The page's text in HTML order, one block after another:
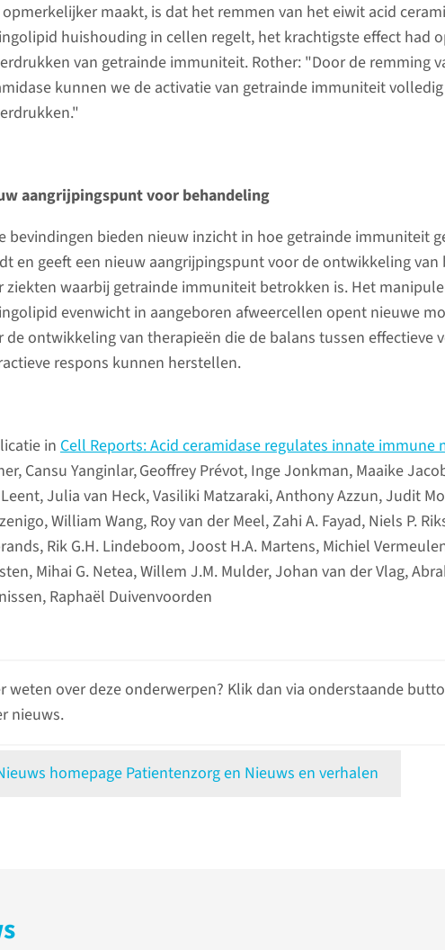
maakt, is dat het remmen van het eiwit acid
huishouding in cellen regelt, het krachtigste effect had
van getrainde immuniteit. Rother: "Door de remming
kunnen we de activatie van getrainde immuniteit volledig
aangrijpingspunt voor behandeling
bevindingen bieden nieuw inzicht in hoe getrainde immuniteit
en geeft een nieuw aangrijpingspunt voor de ontwikkeling van
ziekten waarbij getrainde immuniteit betrokken is. Het
evenwicht in aangeboren afweercellen opent nieuwe
de ontwikkeling van therapieën die de balans tussen effectieve
respons kunnen herstellen.
inCell Reports: Acid ceramidase regulates innate immune
Cansu Yanginlar,Geoffrey Prévot, Inge Jonkman, Maaike
Julia van Heck, Vasiliki Matzaraki, Anthony Azzun, Judit
William Wang, Roy van der Meel, Zahi A. Fayad, Niels P.
Rik G.H. Lindeboom, Joost H.A. Martens, Michiel
Mihai G. Netea, Willem J.M. Mulder, Johan van der Vlag,
Raphaël Duivenvoorden
weten over deze onderwerpen? Klik dan via onderstaande
nieuws.
homepage Patientenzorg en Nieuws en verhalen